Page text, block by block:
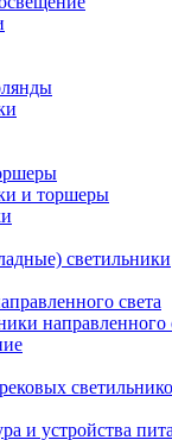
и торшеры
светильники
света
направленного
и устройства